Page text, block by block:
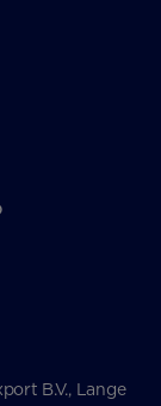
B.V., Lange